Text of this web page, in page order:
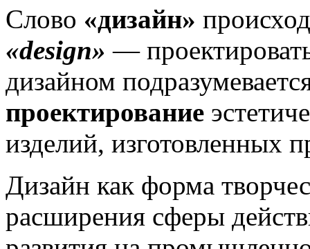
Слово «дизайн»
«design» —
дизайном
проектирова­ние
изделий,
Дизайн как форма
расширения сферы